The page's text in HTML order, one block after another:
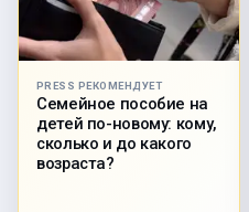
PRESS РЕКОМЕНДУЕТ
Семейное пособие на
детей по-новому: кому,
сколько и до какого
возраста?